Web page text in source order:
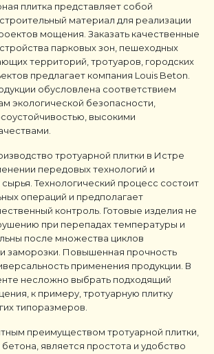
плитка представляет собой
материал для реализации
мощения. Заказать качественные
парковых зон, пешеходных
территорий, тротуаров, городских
предлагает компания Louis Beton.
обусловлена соответствием
экологической безопасности,
высокими
тротуарной плитки в Истре
передовых технологий и
Технологический процесс состоит
операций и предполагает
контроль. Готовые изделия не
при перепадах температуры и
после множества циклов
заморозки. Повышенная прочность
применения продукции. В
несложно выбрать подходящий
к примеру, тротуарную плитку
типоразмеров.
преимуществом тротуарной плитки,
является простота и удобство